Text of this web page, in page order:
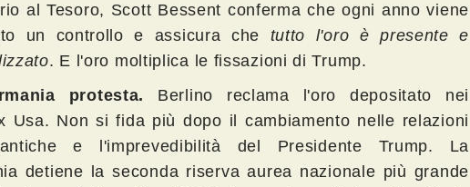
al Tesoro, Scott Bessent conferma che ogni anno viene
un controllo e assicura che tutto l'oro è presente e
. E l'oro moltiplica le fissazioni di Trump.
protesta.
Berlino reclama l'oro depositato nei
Usa. Non si fida più dopo il cambiamento nelle relazioni
e l'imprevedibilità del Presidente Trump. La
detiene la seconda riserva aurea nazionale più grande